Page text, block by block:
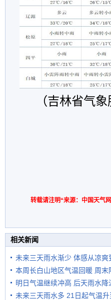
（吉林省气
转载请注明“来源：中国天气网
相关新闻
未来三天雨水渐少 体感从凉爽
本周长白山地区气温回暖 周末
明日气温继续冲高 后天雨水降
未来三天雨水多 21日起气温